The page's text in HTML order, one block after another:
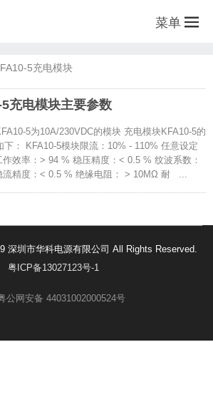
菜单
5充电模块
充电模块主要参数
5为10A/230VDC的模块 充电模块KFA10-5的
下： KFA10-5模块限流：10% - 110% 任意设定
作效率：> 94 % 稳压精度：< 0.5 % 纹波系数：
流精度：< 0.5 % 绝缘电阻： > 10MΩ 耐 ...
深圳市华科电源有限公司 All Rights Reserved.
粤ICP备13027123号-1
公网安备 44031002000524号